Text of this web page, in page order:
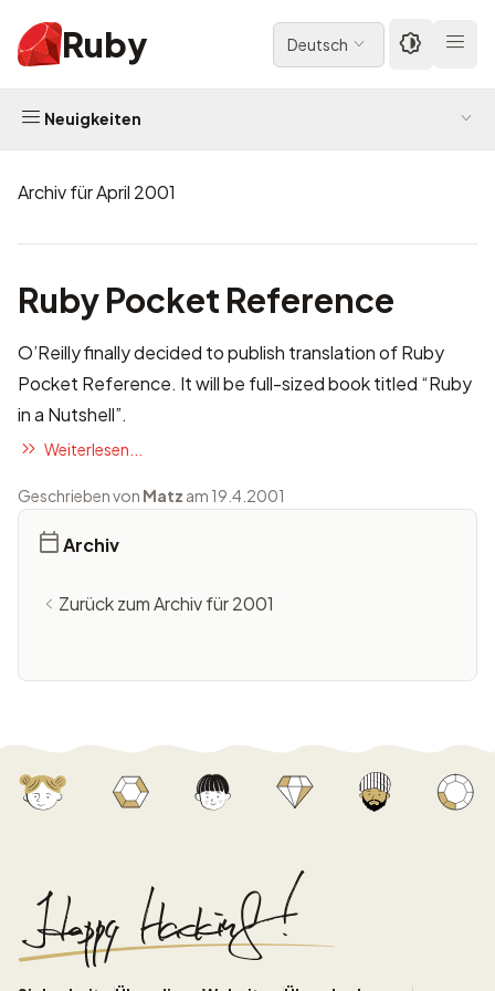
Ruby Deutsch
Neuigkeiten
Archiv für April 2001
Ruby Pocket Reference
O’Reilly finally decided to publish translation of Ruby
Pocket Reference. It will be full-sized book titled “Ruby
in a Nutshell”.
Weiterlesen...
Geschrieben von Matz am 19.4.2001
Archiv
Zurück zum Archiv für 2001